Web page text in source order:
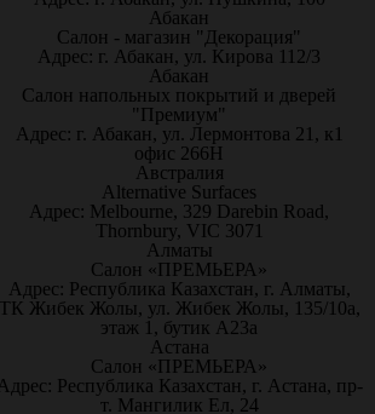
Абакан
Салон - магазин "Декорация"
Адрес: г. Абакан, ул. Кирова 112/3
Абакан
Салон напольных покрытий и дверей
"Премиум"
Адрес: г. Абакан, ул. Лермонтова 21, к1
офис 266Н
Австралия
Alternative Surfaces
Адрес: Melbourne, 329 Darebin Road,
Thornbury, VIC 3071
Алматы
Салон «ПРЕМЬЕРА»
Адрес: Республика Казахстан, г. Алматы,
Жибек Жолы, ул. Жибек Жолы, 135/10а,
этаж 1, бутик А23а
Астана
Салон «ПРЕМЬЕРА»
Республика Казахстан, г. Астана, пр-
т. Мангилик Ел, 24